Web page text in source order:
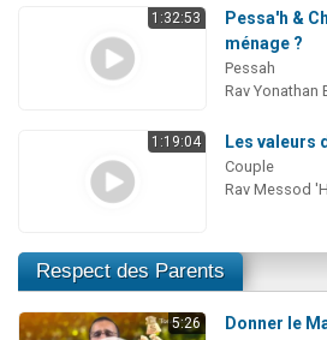
1:32:53
Pessa'h &
ménage ?
Pessah
Rav Yonathan
1:19:04 Les valeurs
Couple
Rav Messod
Respect des Parents
5:26
Donner le